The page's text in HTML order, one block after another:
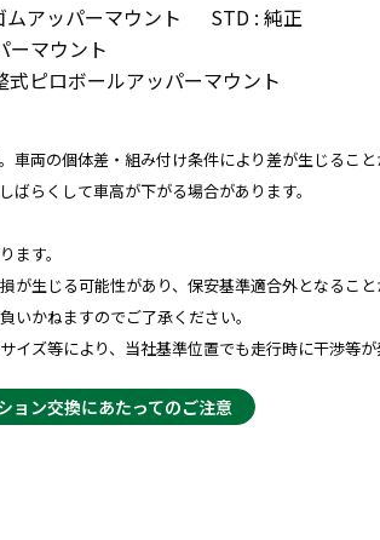
ムアッパーマウント
STD : 純正
ーマウント
式ピロボールアッパーマウント
両の個体差・組み付け条件により差が生じること
らくして車高が下がる場合があります。
す。
生じる可能性があり、保安基準適合外となること
いかねますのでご了承ください。
ズ等により、当社基準位置でも走行時に干渉等が
ョン交換にあたってのご注意